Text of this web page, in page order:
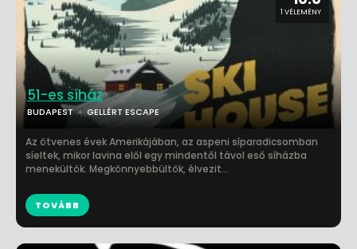
1 VÉLEMÉNY
51-es síház
BUDAPEST GELLÉRT ESCAPE
Az ötvenes évek Amerikájában, az aspeni síparadicsomban
síeltek, mikor lavina elől egy mindentől távol eső síházba
menekültök. Megkönnyebbültök, élvezit...
TOVÁBB